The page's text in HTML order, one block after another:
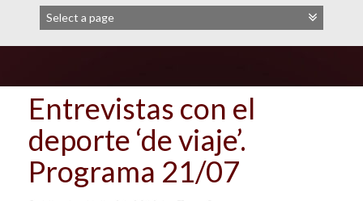
Entrevistas con el
deporte ‘de viaje’.
Programa 21/07